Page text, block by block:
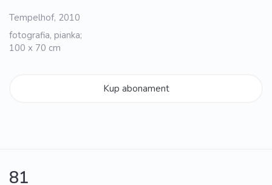
Tempelhof, 2010
fotografia, pianka;
100 x 70 cm
Kup abonament
81